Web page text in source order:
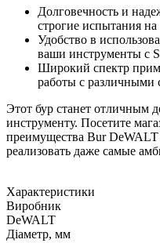
Долговечность и
строгие испытания на
Удобство в
ваши инструменты с
Широкий спектр
работы с различными
Этот бур станет отличным
инструменту. Посетите
преимущества Bur
реализовать даже самые
Характеристики
Виробник
DeWALT
Діаметр, мм